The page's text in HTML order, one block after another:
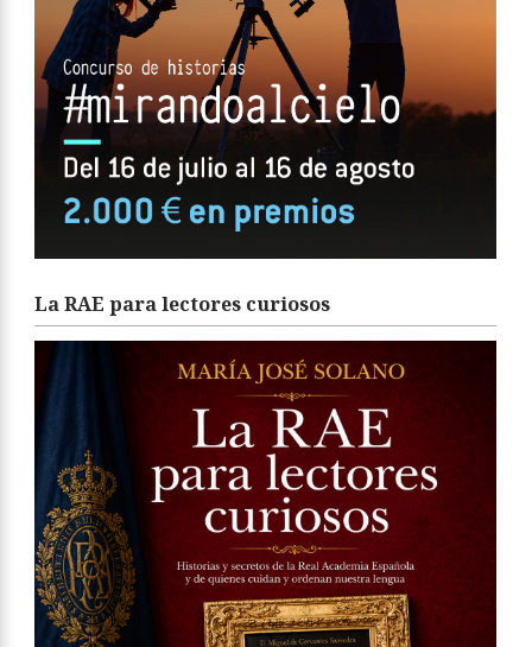
La RAE para lectores curiosos